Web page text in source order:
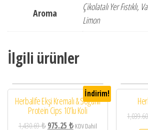
Aroma
Çikolatalı Yer Fıstıklı,
Limon
İlgili ürünler
İndirim!
Herbalife Ekşi Kremalı & Soğanlı
Protein Cips 10’lu Koli
1,430.69₺975.25 ₺ KDV Dahil